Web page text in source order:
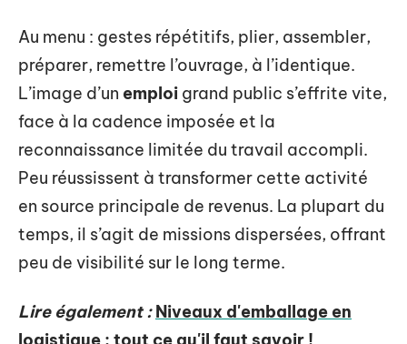
Au menu : gestes répétitifs, plier, assembler,
préparer, remettre l’ouvrage, à l’identique.
L’image d’un emploi grand public s’effrite vite,
face à la cadence imposée et la
reconnaissance limitée du travail accompli.
Peu réussissent à transformer cette activité
en source principale de revenus. La plupart du
temps, il s’agit de missions dispersées, offrant
peu de visibilité sur le long terme.
Lire également : Niveaux d'emballage en
logistique : tout ce qu'il faut savoir !